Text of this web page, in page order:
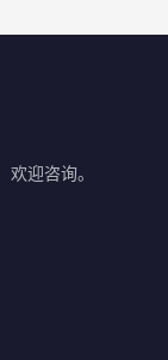
迎咨询。